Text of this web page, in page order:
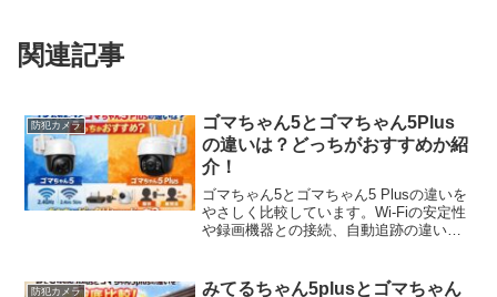
関連記事
防犯カメラ
ゴマちゃん5とゴマちゃん5Plus
の違いは？どっちがおすすめか紹
介！
ゴマちゃん5とゴマちゃん5 Plusの違いを
やさしく比較しています。Wi-Fiの安定性
や録画機器との接続、自動追跡の違いを
防犯カメラ
みてるちゃん5plusとゴマちゃん